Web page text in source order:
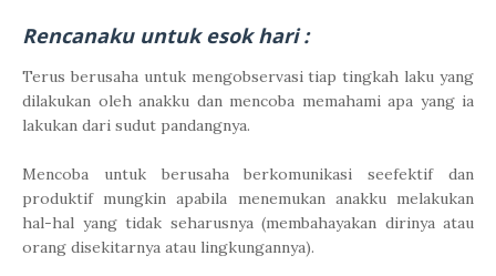
Rencanaku untuk esok hari :
Terus berusaha untuk mengobservasi tiap tingkah laku yang
dilakukan oleh anakku dan mencoba memahami apa yang ia
lakukan dari sudut pandangnya.
Mencoba untuk berusaha berkomunikasi seefektif dan
produktif mungkin apabila menemukan anakku melakukan
hal-hal yang tidak seharusnya (membahayakan dirinya atau
orang disekitarnya atau lingkungannya).